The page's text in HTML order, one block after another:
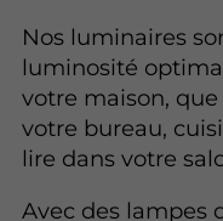
Nos luminaires
luminosité
votre maison,
votre bureau,
lire dans votre
Avec des lampes